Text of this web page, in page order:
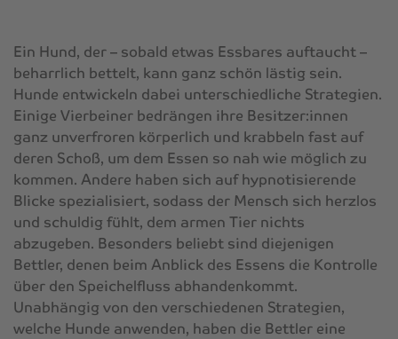
Ein Hund, der – sobald etwas Essbares auftaucht –
beharrlich bettelt, kann ganz schön lästig sein.
Hunde entwickeln dabei unterschiedliche Strategien.
Einige Vierbeiner bedrängen ihre Besitzer:innen
ganz unverfroren körperlich und krabbeln fast auf
deren Schoß, um dem Essen so nah wie möglich zu
kommen. Andere haben sich auf hypnotisierende
Blicke spezialisiert, sodass der Mensch sich herzlos
und schuldig fühlt, dem armen Tier nichts
abzugeben. Besonders beliebt sind diejenigen
Bettler, denen beim Anblick des Essens die Kontrolle
über den Speichelfluss abhandenkommt.
Unabhängig von den verschiedenen Strategien,
welche Hunde anwenden, haben die Bettler eine